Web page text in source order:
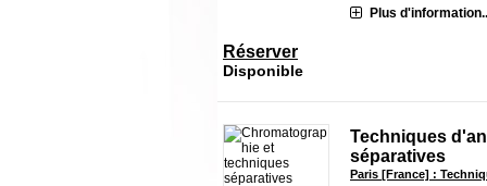
Plus
Réserver
Disponible
Techniques
séparatives
Paris [France] :